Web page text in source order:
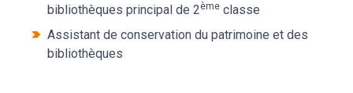
bibliothèques principal de 2ème classe
Assistant de conservation du patrimoine et des
bibliothèques